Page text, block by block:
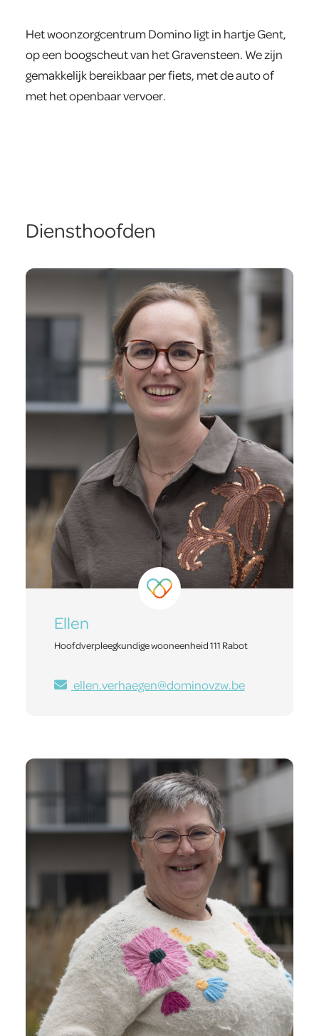
Het woonzorgcentrum Domino ligt in hartje Gent,
op een boogscheut van het Gravensteen. We zijn
gemakkelijk bereikbaar per fiets, met de auto of
met het openbaar vervoer.
Diensthoofden
Ellen
Hoofdverpleegkundige wooneenheid 111 Rabot
ellen.verhaegen@dominovzw.be